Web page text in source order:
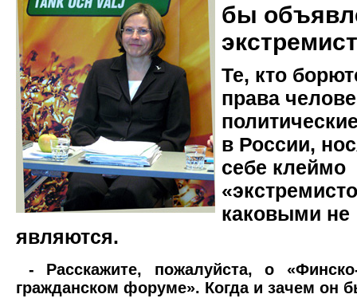
бы
Те, кто
права
в России,
себе клеймо
каковыми не
являются.
- Расскажите, пожалуйста, о
гражданском форуме». Когда и зачем он